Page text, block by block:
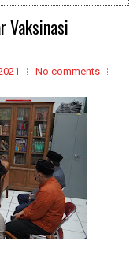
Vaksinasi
No comments